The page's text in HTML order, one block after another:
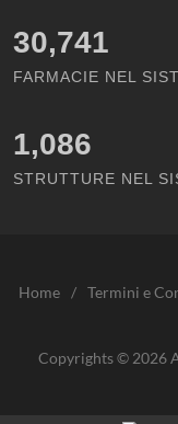
30,741
FARMACIE NEL
1,086
STRUTTURE NEL
Home / Termini e
Copyrights © 2026